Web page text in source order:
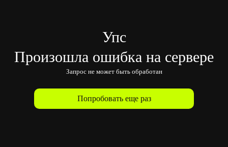
Упс
Произошла ошибка на сервере
Запрос не может быть обработан
Попробовать еще раз